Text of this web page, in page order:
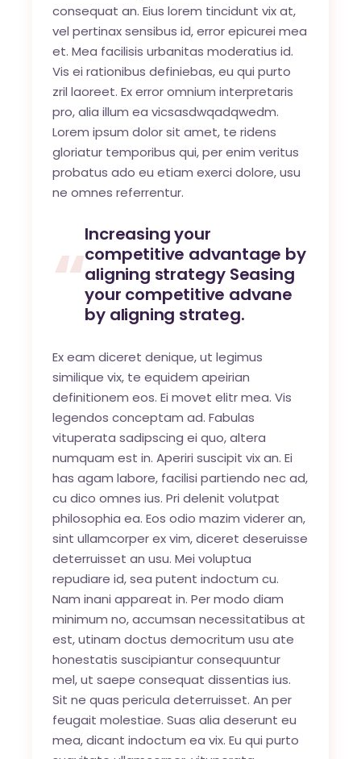
consequat an. Eius lorem tincidunt vix at,
vel pertinax sensibus id, error epicurei mea
et. Mea facilisis urbanitas moderatius id.
Vis ei rationibus definiebas, eu qui purto
zril laoreet. Ex error omnium interpretaris
pro, alia illum ea vicsasdwqadqwedm.
Lorem ipsum dolor sit amet, te ridens
gloriatur temporibus qui, per enim veritus
probatus ado eu etiam exerci dolore, usu
ne omnes referrentur.
Increasing your
competitive advantage by
aligning strategy Seasing
your competitive advane
by aligning strateg.
Ex eam diceret denique, ut legimus
similique vix, te equidem apeirian
definitionem eos. Ei movet elitr mea. Vis
legendos conceptam ad. Fabulas
vituperata sadipscing ei quo, altera
numquam est in. Aperiri suscipit vix an. Ei
has agam labore, facilisi partiendo nec ad,
cu dico omnes ius. Pri delenit volutpat
philosophia ea. Eos odio mazim viderer an,
sint ullamcorper ex vim, diceret deseruisse
deterruisset an usu. Mei voluptua
repudiare id, sea putent indoctum cu.
Nam inani appareat in. Per modo diam
minimum no, accumsan necessitatibus at
est, utinam doctus democritum usu ate
honestatis suscipiantur consequuntur
mel, ut saepe consequat dissentias ius.
Sit ne quas pericula deterruisset. An per
feugait molestiae. Suas alia deserunt eu
mea, dicant indoctum ea vix. Eu qui purto